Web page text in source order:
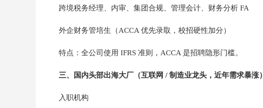
跨境税务经理、内审、集团合规、管理会计、财务分析 FA
外企财务管培生（ACCA 优先录取，校招硬性加分）
特点：全公司使用 IFRS 准则，ACCA 是招聘隐形门槛。
三、国内头部出海大厂（互联网 / 制造业龙头，近年需求暴涨）
入职机构